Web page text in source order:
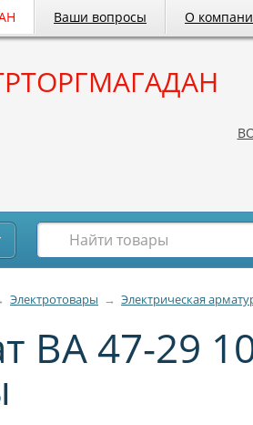
Ваши вопросы О
Электротовары → Электрическая
ВА 47-29